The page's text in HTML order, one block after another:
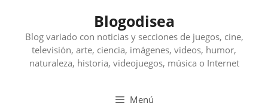
contenido
Blogodisea
Blog variado con noticias y secciones de juegos, cine,
televisión, arte, ciencia, imágenes, videos, humor,
naturaleza, historia, videojuegos, música o Internet
Menú